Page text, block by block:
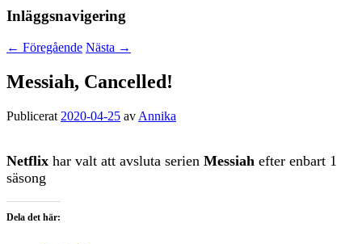
Inläggsnavigering
← Föregående Nästa →
Messiah, Cancelled!
Publicerat 2020-04-25 av Annika
Netflix har valt att avsluta serien Messiah efter enbart 1
säsong
Dela det här: